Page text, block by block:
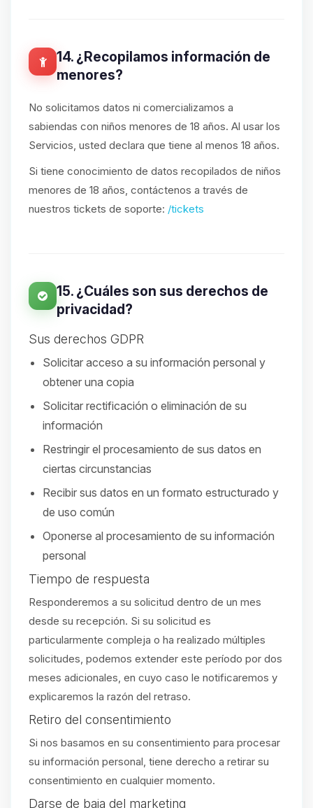
14. ¿Recopilamos información de
menores?
No solicitamos datos ni comercializamos a
sabiendas con niños menores de 18 años. Al usar los
Servicios, usted declara que tiene al menos 18 años.
Si tiene conocimiento de datos recopilados de niños
menores de 18 años, contáctenos a través de
nuestros tickets de soporte: /tickets
15. ¿Cuáles son sus derechos de
privacidad?
Sus derechos GDPR
Solicitar acceso a su información personal y
obtener una copia
Solicitar rectificación o eliminación de su
información
Restringir el procesamiento de sus datos en
ciertas circunstancias
Recibir sus datos en un formato estructurado y
de uso común
Oponerse al procesamiento de su información
personal
Tiempo de respuesta
Responderemos a su solicitud dentro de un mes
desde su recepción. Si su solicitud es
particularmente compleja o ha realizado múltiples
solicitudes, podemos extender este período por dos
meses adicionales, en cuyo caso le notificaremos y
explicaremos la razón del retraso.
Retiro del consentimiento
Si nos basamos en su consentimiento para procesar
su información personal, tiene derecho a retirar su
consentimiento en cualquier momento.
Darse de baja del marketing